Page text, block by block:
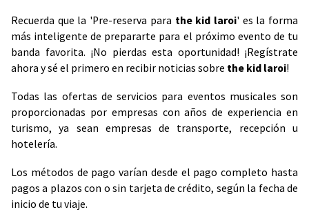
Recuerda que la 'Pre-reserva para the kid laroi' es la forma
más inteligente de prepararte para el próximo evento de tu
banda favorita. ¡No pierdas esta oportunidad! ¡Regístrate
ahora y sé el primero en recibir noticias sobre the kid laroi!
Todas las ofertas de servicios para eventos musicales son
proporcionadas por empresas con años de experiencia en
turismo, ya sean empresas de transporte, recepción u
hotelería.
Los métodos de pago varían desde el pago completo hasta
pagos a plazos con o sin tarjeta de crédito, según la fecha de
inicio de tu viaje.